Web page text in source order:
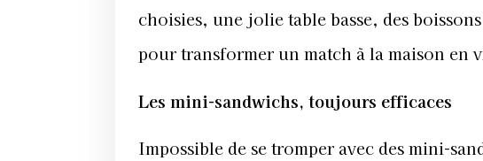
choisies, une jolie table basse, des
pour transformer un match à la maison en
Les mini-sandwichs, toujours efficaces
Impossible de se tromper avec des mini-